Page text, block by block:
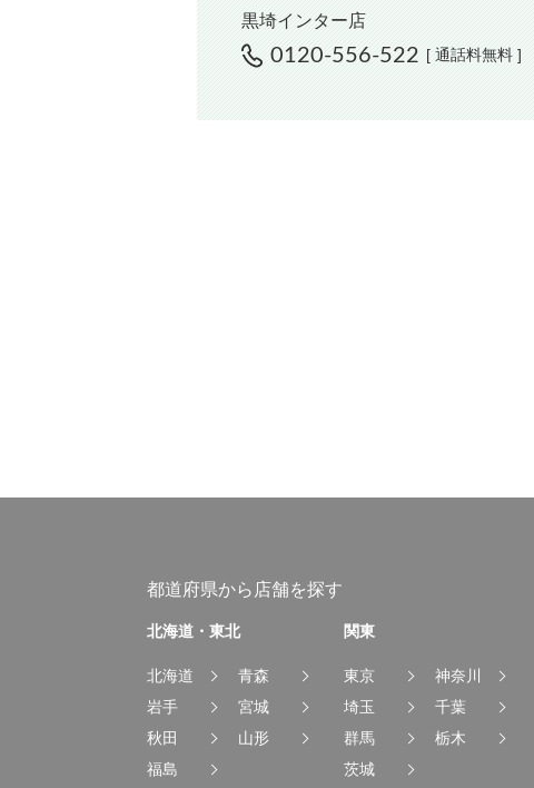
黒埼インター店
0120-556-522 [ 通話料無料 ]
都道府県から店舗を探す
北海道・東北
北海道
青森
岩手
宮城
秋田
山形
福島
関東
東京
神奈川
埼玉
千葉
群馬
栃木
茨城